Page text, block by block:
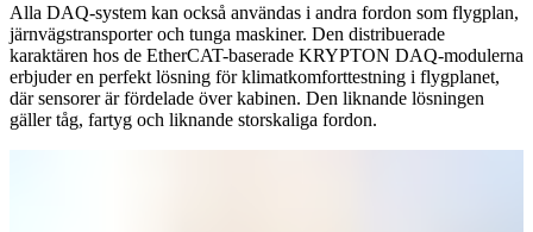
Alla DAQ-system kan också användas i andra fordon som flygplan,
järnvägstransporter och tunga maskiner. Den distribuerade
karaktären hos de EtherCAT-baserade KRYPTON DAQ-modulerna​​​​​​​
erbjuder en perfekt lösning för klimatkomforttestning i flygplanet,
där sensorer är fördelade över kabinen. Den liknande lösningen
gäller tåg, fartyg och liknande storskaliga fordon.